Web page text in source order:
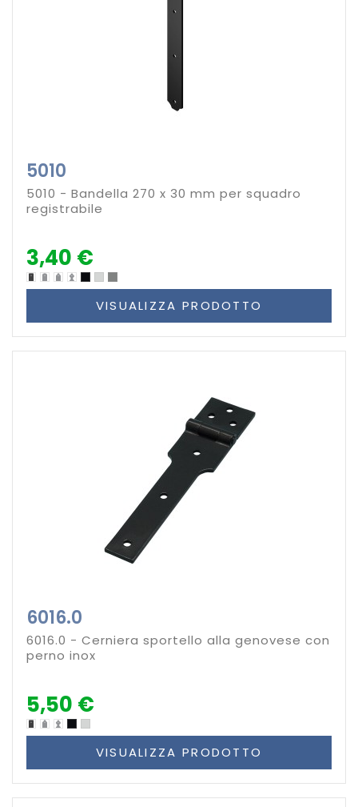
5010
5010 - Bandella 270 x 30 mm per squadro
registrabile
3,40 €
VISUALIZZA PRODOTTO
6016.0
6016.0 - Cerniera sportello alla genovese con
perno inox
5,50 €
VISUALIZZA PRODOTTO